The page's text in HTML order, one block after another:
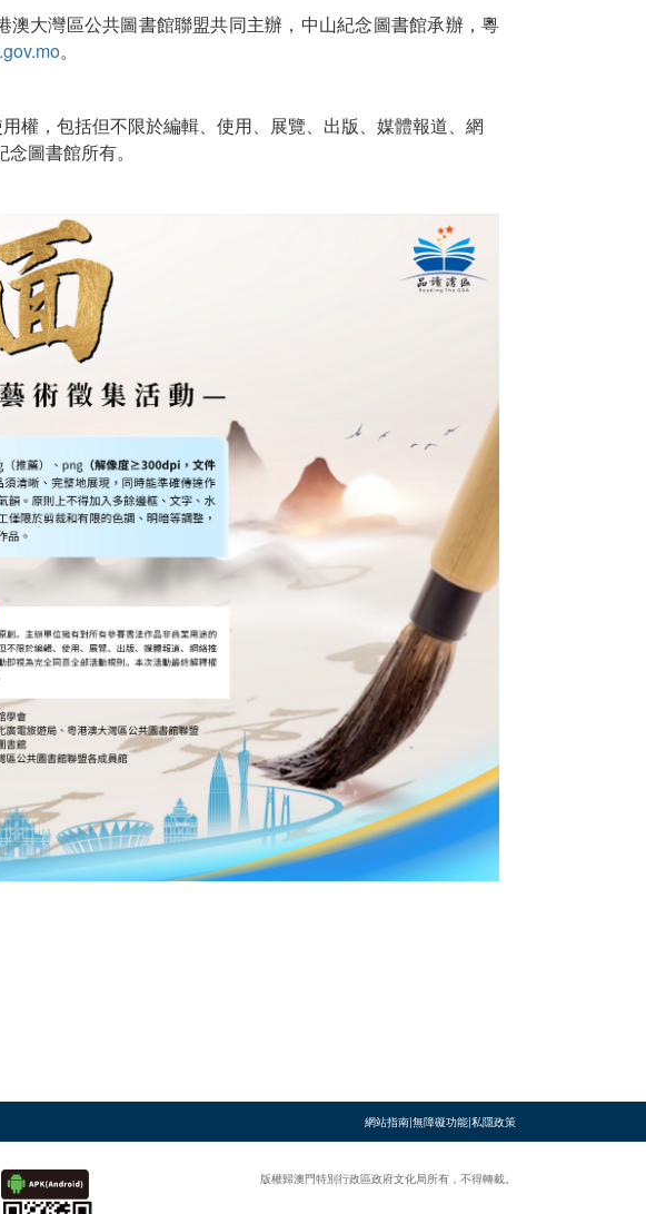
大灣區公共圖書館聯盟共同主辦，中山紀念圖書館承辦，粵
。
權，包括但不限於編輯、使用、展覽、出版、媒體報道、網
圖書館所有。
網站指南|無障礙功能|私隱政策
版權歸澳門特別行政區政府文化局所有，不得轉載。